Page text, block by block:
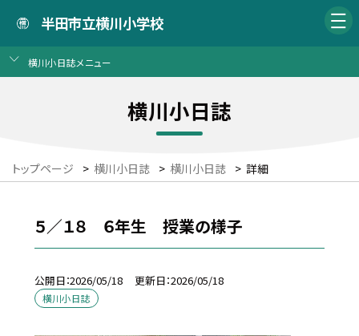
半田市立横川小学校
横川小日誌メニュー
横川小日誌
トップページ > 横川小日誌 > 横川小日誌 > 詳細
５／１８ ６年生 授業の様子
公開日 2026/05/18 更新日 2026/05/18
横川小日誌